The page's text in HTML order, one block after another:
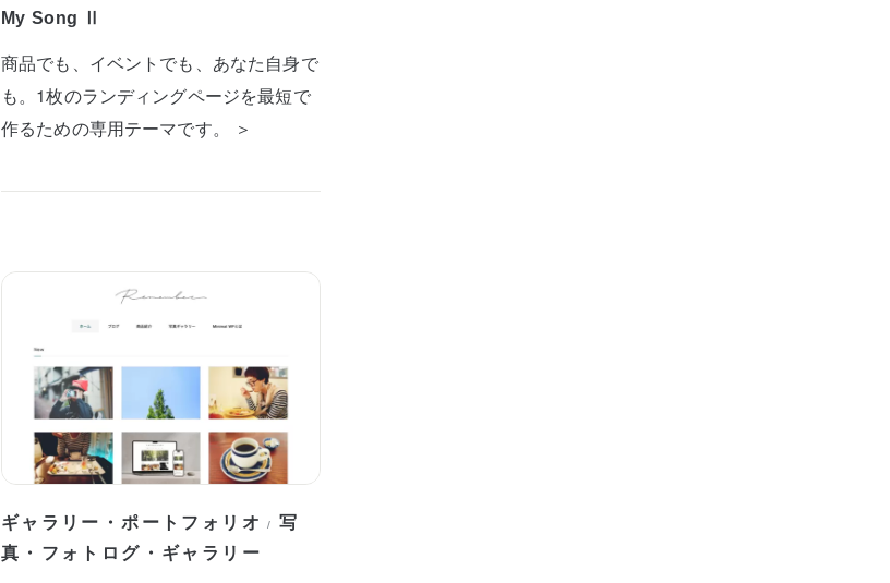
My Song Ⅱ
商品でも、イベントでも、あなた自身で
も。1枚のランディングページを最短で
作るための専用テーマです。 ＞
ギャラリー・ポートフォリオ /写
真・フォトログ・ギャラリー